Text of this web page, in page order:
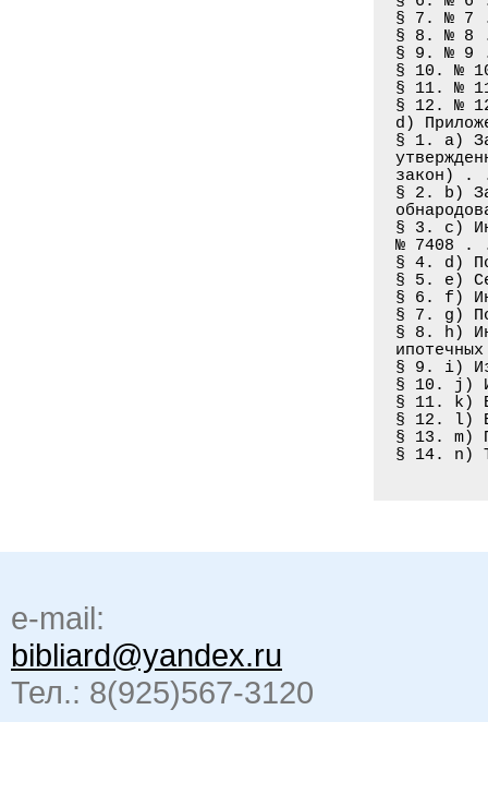
§ 7. №
§ 8. №
§ 9. №
§ 10.
§ 11.
§ 12.
d)
§ 1. а)
§ 2. b)
§ 3. с)
№
§ 4. d)
§ 5. е)
§ 6. f)
§ 7. g)
§ 8. h)
§ 9. i)
§ 10. j)
§ 11. k)
§ 12. l)
§ 13. m)
e-mail:
bibliard@yandex.ru
Тел.: 8(925)567-3120